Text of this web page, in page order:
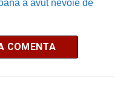
a avut nevoie de
COMENTA